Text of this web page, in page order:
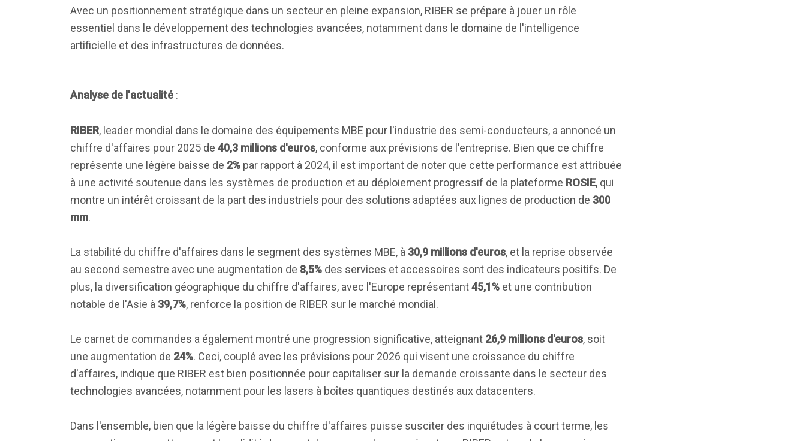
Avec un positionnement stratégique dans un secteur en pleine expansion, RIBER se prépare à jouer un rôle
essentiel dans le développement des technologies avancées, notamment dans le domaine de l'intelligence
artificielle et des infrastructures de données.
Analyse de l'actualité :
RIBER, leader mondial dans le domaine des équipements MBE pour l'industrie des semi-conducteurs, a annoncé un
chiffre d'affaires pour 2025 de 40,3 millions d'euros, conforme aux prévisions de l'entreprise. Bien que ce chiffre
représente une légère baisse de 2% par rapport à 2024, il est important de noter que cette performance est attribuée
à une activité soutenue dans les systèmes de production et au déploiement progressif de la plateforme ROSIE, qui
montre un intérêt croissant de la part des industriels pour des solutions adaptées aux lignes de production de 300
mm.
La stabilité du chiffre d'affaires dans le segment des systèmes MBE, à 30,9 millions d'euros, et la reprise observée
au second semestre avec une augmentation de 8,5% des services et accessoires sont des indicateurs positifs. De
plus, la diversification géographique du chiffre d'affaires, avec l'Europe représentant45,1% et une contribution
notable de l'Asie à 39,7%, renforce la position de RIBER sur le marché mondial.
Le carnet de commandes a également montré une progression significative, atteignant 26,9 millions d'euros, soit
une augmentation de 24%. Ceci, couplé avec les prévisions pour 2026 qui visent une croissance du chiffre
d'affaires, indique que RIBER est bien positionnée pour capitaliser sur la demande croissante dans le secteur des
technologies avancées, notamment pour les lasers à boîtes quantiques destinés aux datacenters.
Dans l'ensemble, bien que la légère baisse du chiffre d'affaires puisse susciter des inquiétudes à court terme, les